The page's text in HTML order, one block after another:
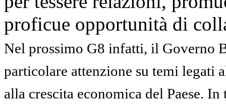
proficue opportunità di
Nel prossimo G8 infatti, il Governo
particolare attenzione su temi legati
alla crescita economica del Paese.